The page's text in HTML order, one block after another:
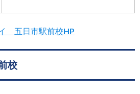
五日市駅前校HP
校